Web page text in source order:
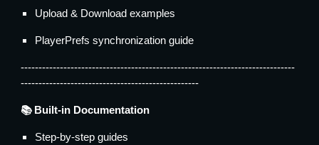
Upload & Download examples
PlayerPrefs synchronization guide
-----------------------------------------------------------------------------
--------------------------------------------------
📚 Built-in Documentation
Step-by-step guides